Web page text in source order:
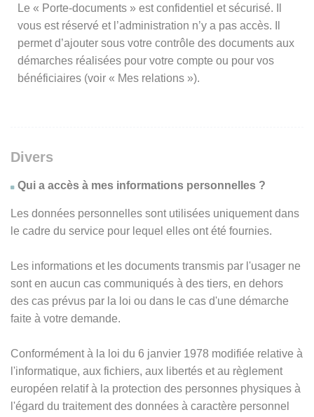
Le « Porte-documents » est confidentiel et sécurisé. Il
vous est réservé et l’administration n’y a pas accès. Il
permet d’ajouter sous votre contrôle des documents aux
démarches réalisées pour votre compte ou pour vos
bénéficiaires (voir « Mes relations »).
Divers
Qui a accès à mes informations personnelles ?
Les données personnelles sont utilisées uniquement dans
le cadre du service pour lequel elles ont été fournies.
Les informations et les documents transmis par l'usager ne
sont en aucun cas communiqués à des tiers, en dehors
des cas prévus par la loi ou dans le cas d'une démarche
faite à votre demande.
Conformément à la loi du 6 janvier 1978 modifiée relative à
l'informatique, aux fichiers, aux libertés et au règlement
européen relatif à la protection des personnes physiques à
l'égard du traitement des données à caractère personnel